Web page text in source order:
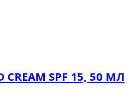
SPF 15, 50 МЛ